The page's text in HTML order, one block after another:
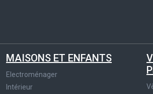
MAISONS ET ENFANTS
Electroménager
Intérieur